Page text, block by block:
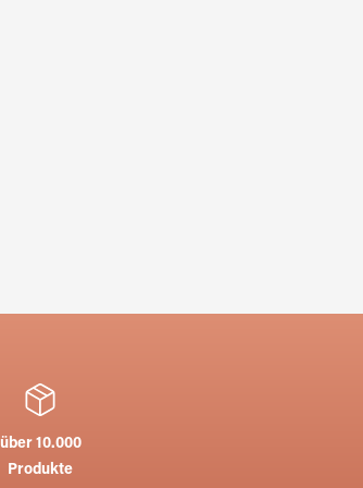
über 10.000
Produkte